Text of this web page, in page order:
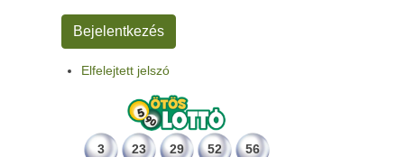
Elfelejtett jelszó
3 23 29 52 56